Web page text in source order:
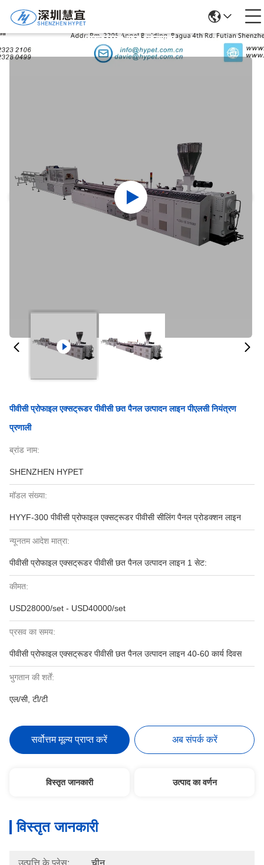
उत्पादों का विवरण
पीवीसी प्रोफाइल एक्सट्रूडर पीवीसी छत पैनल उत्पादन लाइन पीएलसी नियंत्रण
प्रणाली
ब्रांड नाम:
SHENZHEN HYPET
मॉडल संख्या:
HYYF-300 पीवीसी प्रोफाइल एक्सट्रूडर पीवीसी सीलिंग पैनल प्रोडक्शन लाइन
न्यूनतम आदेश मात्रा:
पीवीसी प्रोफाइल एक्सट्रूडर पीवीसी छत पैनल उत्पादन लाइन 1 सेट:
कीमत:
USD28000/set - USD40000/set
प्रसव का समय:
पीवीसी प्रोफाइल एक्सट्रूडर पीवीसी छत पैनल उत्पादन लाइन 40-60 कार्य दिवस
भुगतान की शर्तें:
एल/सी, टी/टी
सर्वोत्तम मूल्य प्राप्त करें अब संपर्क करें
विस्तृत जानकारी उत्पाद का वर्णन
विस्तृत जानकारी
उत्पत्ति के प्लेस: चीन